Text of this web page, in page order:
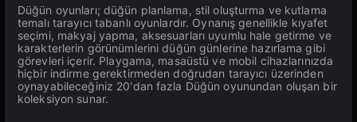
Düğün oyunları; düğün planlama, stil oluşturma ve kutlama
temalı tarayıcı tabanlı oyunlardır. Oynanış genellikle kıyafet
seçimi, makyaj yapma, aksesuarları uyumlu hale getirme ve
karakterlerin görünümlerini düğün günlerine hazırlama gibi
görevleri içerir. Playgama, masaüstü ve mobil cihazlarınızda
hiçbir indirme gerektirmeden doğrudan tarayıcı üzerinden
oynayabileceğiniz 20'dan fazla Düğün oyunundan oluşan bir
koleksiyon sunar.